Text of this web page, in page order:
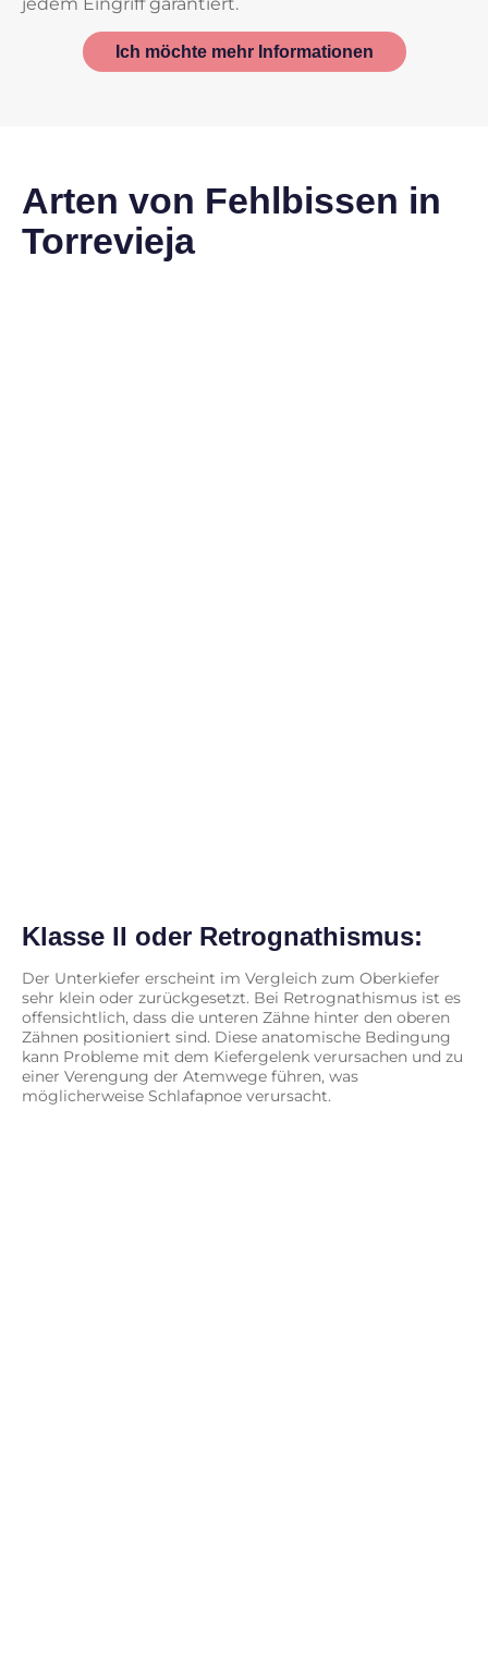
jedem Eingriff garantiert.
Ich möchte mehr Informationen
Arten von Fehlbissen in
Torrevieja
Klasse II oder Retrognathismus:
Der Unterkiefer erscheint im Vergleich zum Oberkiefer
sehr klein oder zurückgesetzt. Bei Retrognathismus ist es
offensichtlich, dass die unteren Zähne hinter den oberen
Zähnen positioniert sind. Diese anatomische Bedingung
kann Probleme mit dem Kiefergelenk verursachen und zu
einer Verengung der Atemwege führen, was
möglicherweise Schlafapnoe verursacht.